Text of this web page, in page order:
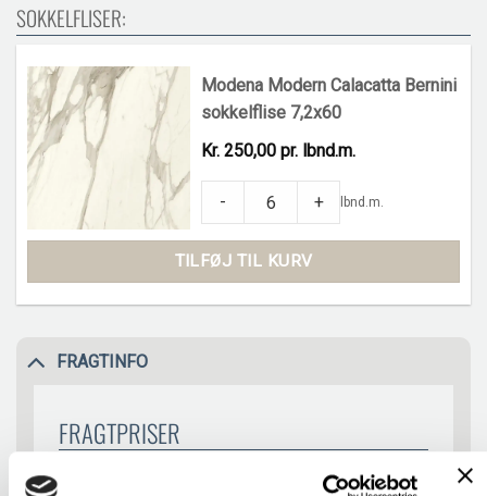
FRAGTINFO
FRAGTPRISER
GRATIS
SOKKELFLISER:
Modena Modern Calacatta Bernini
sokkelflise 7,2x60
Kr. 250,00 pr. lbnd.m.
Modena Modern Calacatta Bernini
- + lbnd.m.
TILFØJ TIL KURV